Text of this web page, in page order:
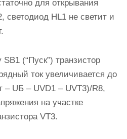
для открывания
светодиод HL1 не светит и
(“Пуск”) транзистор
ток увеличивается до
– UБ – UVD1 – UVT3)/R8,
на участке
VT3.